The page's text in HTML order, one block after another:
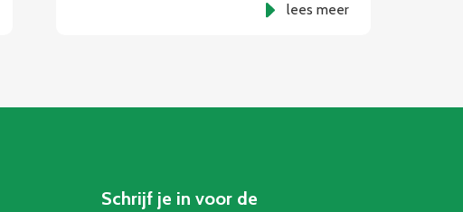
lees meer
Schrijf je in voor de